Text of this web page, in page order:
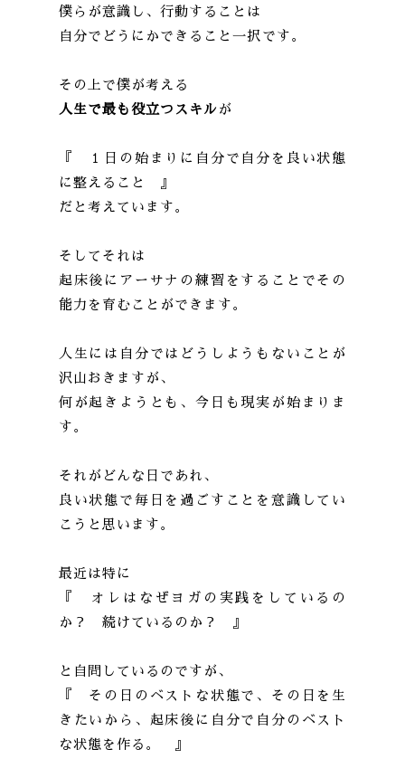
僕らが意識し、行動することは
自分でどうにかできること一択です。
その上で僕が考える
人生で最も役立つスキル が
『 １日の始まりに自分で自分を良い状態
に整えること 』
だと考えています。
そしてそれは
起床後にアーサナの練習をすることでその
能力を育むことができます。
人生には自分ではどうしようもないことが
沢山おきますが、
何が起きようとも、今日も現実が始まりま
す。
それがどんな日であれ、
良い状態で毎日を過ごすことを意識してい
こうと思います。
最近は特に
『 オレはなぜヨガの実践をしているの
か？ 続けているのか？ 』
と自問しているのですが、
『 その日のベストな状態で、その日を生
きたいから、起床後に自分で自分のベスト
な状態を作る。 』